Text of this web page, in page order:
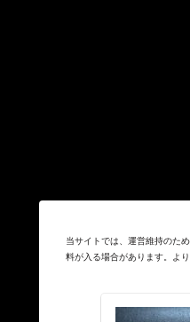
当サイトでは、運営維持のた
料が入る場合があります。よ